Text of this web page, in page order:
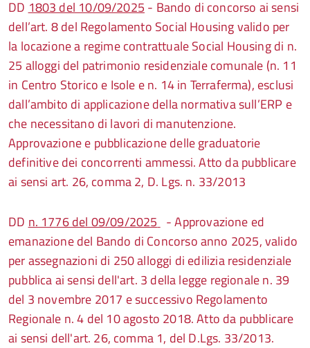
DD 1803 del 10/09/2025 - Bando di concorso ai sensi
dell’art. 8 del Regolamento Social Housing valido per
la locazione a regime contrattuale Social Housing di n.
25 alloggi del patrimonio residenziale comunale (n. 11
in Centro Storico e Isole e n. 14 in Terraferma), esclusi
dall’ambito di applicazione della normativa sull’ERP e
che necessitano di lavori di manutenzione.
Approvazione e pubblicazione delle graduatorie
definitive dei concorrenti ammessi. Atto da pubblicare
ai sensi art. 26, comma 2, D. Lgs. n. 33/2013
DD n. 1776 del 09/09/2025 - Approvazione ed
emanazione del Bando di Concorso anno 2025, valido
per assegnazioni di 250 alloggi di edilizia residenziale
pubblica ai sensi dell'art. 3 della legge regionale n. 39
del 3 novembre 2017 e successivo Regolamento
Regionale n. 4 del 10 agosto 2018. Atto da pubblicare
ai sensi dell'art. 26, comma 1, del D.Lgs. 33/2013.